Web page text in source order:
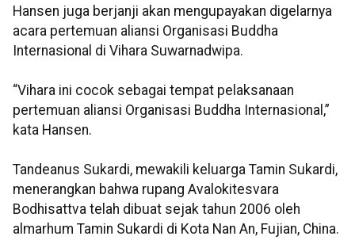
Hansen juga berjanji akan mengupayakan digelarnya
acara pertemuan aliansi Organisasi Buddha
Internasional di Vihara Suwarnadwipa.
“Vihara ini cocok sebagai tempat pelaksanaan
pertemuan aliansi Organisasi Buddha Internasional,”
kata Hansen.
Tandeanus Sukardi, mewakili keluarga Tamin Sukardi,
menerangkan bahwa rupang Avalokitesvara
Bodhisattva telah dibuat sejak tahun 2006 oleh
almarhum Tamin Sukardi di Kota Nan An, Fujian, China.